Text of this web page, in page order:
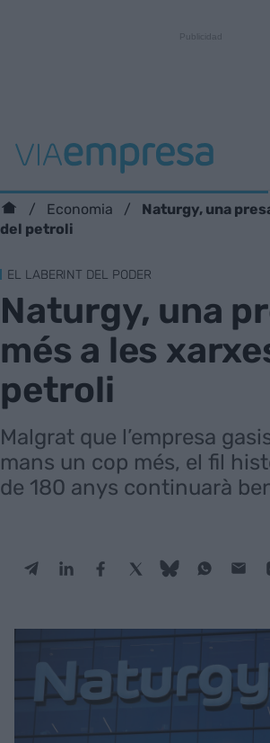
Economia
Naturgy, una
del petroli
EL LABERINT DEL PODER
Naturgy, una
més a les
petroli
Malgrat que l’empresa
mans un cop més, el fil
de 180 anys continuarà